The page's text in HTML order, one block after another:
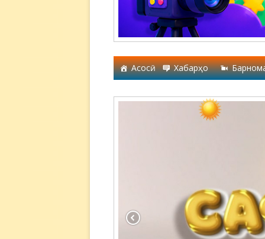
Асосӣ Хабарҳо